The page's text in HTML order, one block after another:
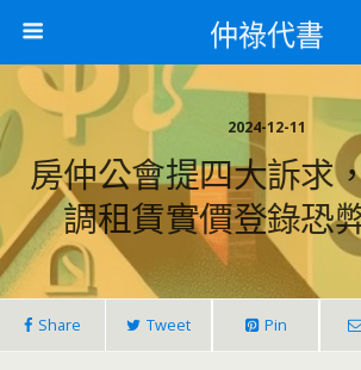
仲祿代書
2024-12-11
房仲公會提四大訴求
調租賃實價登錄恐
Share Tweet Pin